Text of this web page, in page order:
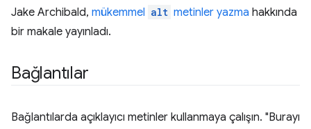
Jake Archibald, mükemmel alt metinler yazma hakkında
bir makale yayınladı.
Bağlantılar
Bağlantılarda açıklayıcı metinler kullanmaya çalışın. "Burayı